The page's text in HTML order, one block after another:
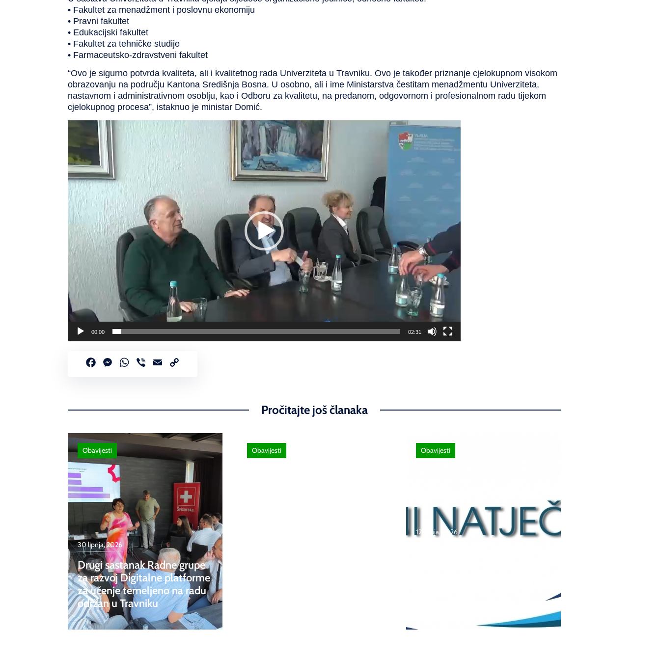
• Fakultet za menadžment i poslovnu ekonomiju
• Pravni fakultet
• Edukacijski fakultet
• Fakultet za tehničke studije
• Farmaceutsko-zdravstveni fakultet
“Ovo je sigurno potvrda kvaliteta, ali i kvalitetnog rada Univerziteta u Travniku. Ovo je također priznanje cjelokupnom visokom
obrazovanju na području Kantona Središnja Bosna. U osobno, ali i ime Ministarstva čestitam menadžmentu Univerziteta,
nastavnom i administrativnom osoblju, kao i Odboru za kvalitetu, na predanom, odgovornom i profesionalnom radu tijekom
cjelokupnog procesa”, istaknuo je ministar Domić.
Reproduktor
videozapisa
00:00 02:31
FacebookMessenger
WhatsApp
Viber Email
Pročitajte još članaka
30 lipnja, 2026
Drugi sastanak Radne grupe
za razvoj Digitalne platforme
za učenje temeljeno na radu
održan u Travniku
Obavijesti Obavijesti
12 lipnja, 2026
Obavijesti